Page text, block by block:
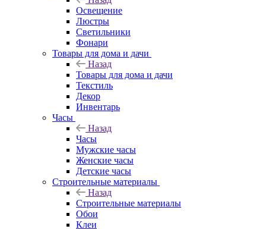
Освещение
Люстры
Светильники
Фонари
Товары для дома и дачи
Назад
Товары для дома и дачи
Текстиль
Декор
Инвентарь
Часы
Назад
Часы
Мужские часы
Женские часы
Детские часы
Строительные материалы
Назад
Строительные материалы
Обои
Клеи